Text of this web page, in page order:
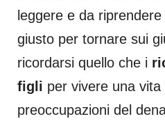
leggere e da
giusto per tornare sui
ricordarsi quello che i
figli per vivere una vita
preoccupazioni del